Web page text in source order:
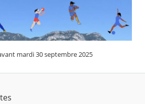
mardi 30 septembre 2025